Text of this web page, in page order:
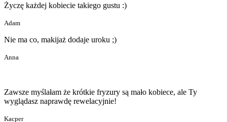
Życzę każdej kobiecie takiego gustu :)
Adam
Nie ma co, makijaż dodaje uroku ;)
Anna
Zawsze myślałam że krótkie fryzury są mało kobiece, ale Ty
wyglądasz naprawdę rewelacyjnie!
Kacper